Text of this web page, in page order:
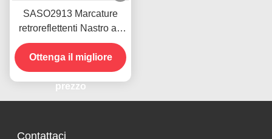
SASO2913 Marcature
retroreflettenti Nastro ad
alta visibilità per
rimorchio
Ottenga il migliore
prezzo
Contattaci